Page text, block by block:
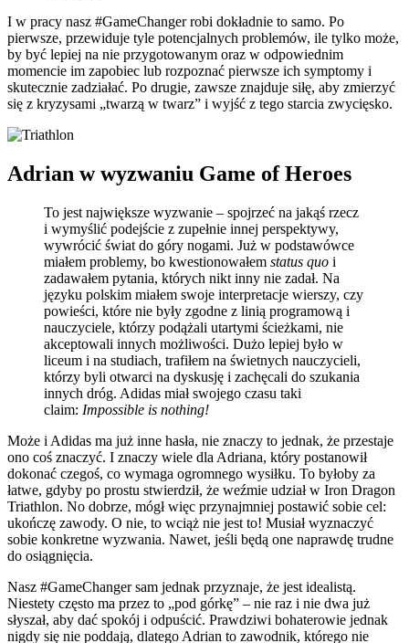
I w pracy nasz #GameChanger robi dokładnie to samo. Po
pierwsze, przewiduje tyle potencjalnych problemów, ile tylko może,
by być lepiej na nie przygotowanym oraz w odpowiednim
momencie im zapobiec lub rozpoznać pierwsze ich symptomy i
skutecznie zadziałać. Po drugie, zawsze znajduje siłę, aby zmierzyć
się z kryzysami „twarzą w twarz” i wyjść z tego starcia zwycięsko.
Adrian w wyzwaniu Game of Heroes
To jest największe wyzwanie – spojrzeć na jakąś rzecz
i wymyślić podejście z zupełnie innej perspektywy,
wywrócić świat do góry nogami. Już w podstawówce
miałem problemy, bo kwestionowałem status quo i
zadawałem pytania, których nikt inny nie zadał. Na
języku polskim miałem swoje interpretacje wierszy, czy
powieści, które nie były zgodne z linią programową i
nauczyciele, którzy podążali utartymi ścieżkami, nie
akceptowali innych możliwości. Dużo lepiej było w
liceum i na studiach, trafiłem na świetnych nauczycieli,
którzy byli otwarci na dyskusję i zachęcali do szukania
innych dróg. Adidas miał swojego czasu taki
claim: Impossible is nothing!
Może i Adidas ma już inne hasła, nie znaczy to jednak, że przestaje
ono coś znaczyć. I znaczy wiele dla Adriana, który postanowił
dokonać czegoś, co wymaga ogromnego wysiłku. To byłoby za
łatwe, gdyby po prostu stwierdził, że weźmie udział w Iron Dragon
Triathlon. No dobrze, mógł więc przynajmniej postawić sobie cel:
ukończę zawody. O nie, to wciąż nie jest to! Musiał wyznaczyć
sobie konkretne wyzwania. Nawet, jeśli będą one naprawdę trudne
do osiągnięcia.
Nasz #GameChanger sam jednak przyznaje, że jest idealistą.
Niestety często ma przez to „pod górkę” – nie raz i nie dwa już
słyszał, aby dać spokój i odpuścić. Prawdziwi bohaterowie jednak
nigdy się nie poddają, dlatego Adrian to zawodnik, którego nie